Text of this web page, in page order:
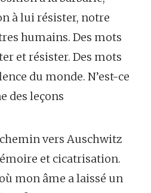
à lui résister, notre
humains. Des mots
et résister. Des mots
du monde. N’est-ce
des leçons
vers Auschwitz
et cicatrisation.
mon âme a laissé un